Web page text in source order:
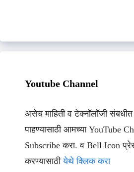
Youtube Channel
असेच माहिती व टेक्नॉलॉजी संबधीत
पाहण्यासाठी आमच्या YouTube
Subscribe करा. व Bell Icon
करण्यासाठीयेथे क्लिक करा